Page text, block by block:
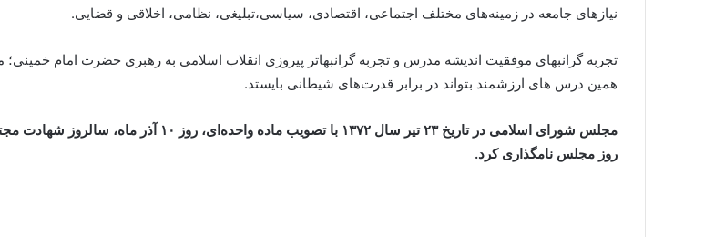
نیازهای جامعه در زمینه‌های مختلف اجتماعی، اقتصادی، سیاسی،تبلیغی، نظامی، اخلاقی و قضایی.
تجربه گرانبهای موفقیت اندیشه مدرس و تجربه گرانبهاتر پیروزی انقلاب اسلامی به رهبری حضرت امام
همین درس های ارزشمند بتواند در برابر قدرت‌های شیطانی بایستد.
مجلس شورای اسلامی در تاریخ ۲۳ تیر سال ۱۳۷۲
روز مجلس نامگذاری کرد.